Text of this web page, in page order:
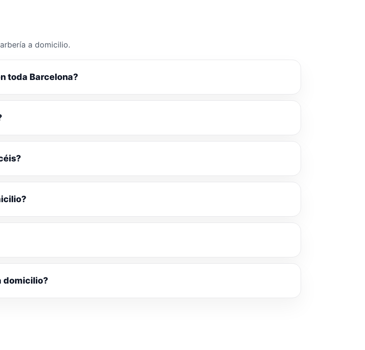
a domicilio.
toda Barcelona?
domicilio?